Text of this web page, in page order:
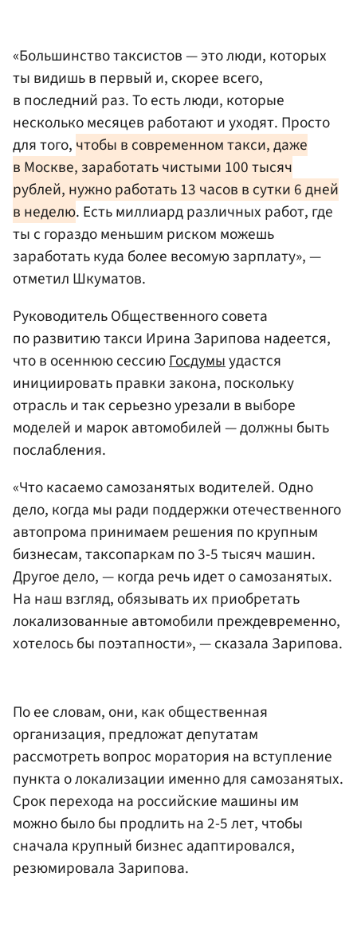
«Большинство таксистов — это люди, которых
ты видишь в первый и, скорее всего,
в последний раз. То есть люди, которые
несколько месяцев работают и уходят. Просто
для того, чтобы в современном такси, даже
в Москве, заработать чистыми 100 тысяч
рублей, нужно работать 13 часов в сутки 6 дней
в неделю. Есть миллиард различных работ, где
ты с гораздо меньшим риском можешь
заработать куда более весомую зарплату», —
отметил Шкуматов.
Руководитель Общественного совета
по развитию такси Ирина Зарипова надеется,
что в осеннюю сессиюГосдумыудастся
инициировать правки закона, поскольку
отрасль и так серьезно урезали в выборе
моделей и марок автомобилей — должны быть
послабления.
«Что касаемо самозанятых водителей. Одно
дело, когда мы ради поддержки отечественного
автопрома принимаем решения по крупным
бизнесам, таксопаркам по 3-5 тысяч машин.
Другое дело, — когда речь идет о самозанятых.
На наш взгляд, обязывать их приобретать
локализованные автомобили преждевременно,
хотелось бы поэтапности», — сказала Зарипова.
По ее словам, они, как общественная
организация, предложат депутатам
рассмотреть вопрос моратория на вступление
пункта о локализации именно для самозанятых.
Срок перехода на российские машины им
можно было бы продлить на 2-5 лет, чтобы
сначала крупный бизнес адаптировался,
резюмировала Зарипова.